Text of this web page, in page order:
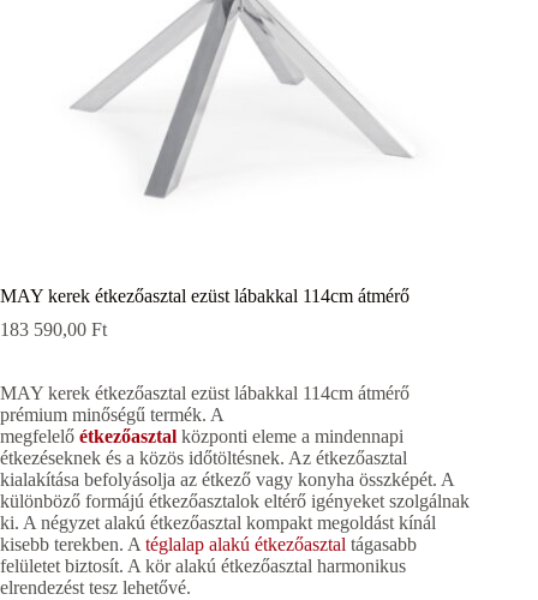
MAY kerek étkezőasztal ezüst lábakkal 114cm átmérő
183 590,00 Ft
MAY kerek étkezőasztal ezüst lábakkal 114cm átmérő
prémium minőségű termék. A
megfelelő étkezőasztal központi eleme a mindennapi
étkezéseknek és a közös időtöltésnek. Az étkezőasztal
kialakítása befolyásolja az étkező vagy konyha összképét. A
különböző formájú étkezőasztalok eltérő igényeket szolgálnak
ki. A négyzet alakú étkezőasztal kompakt megoldást kínál
kisebb terekben. A téglalap alakú étkezőasztal tágasabb
felületet biztosít. A kör alakú étkezőasztal harmonikus
elrendezést tesz lehetővé.